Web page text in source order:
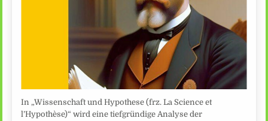
In „Wissenschaft und Hypothese (frz. La Science et
l’Hypothèse)“ wird eine tiefgründige Analyse der